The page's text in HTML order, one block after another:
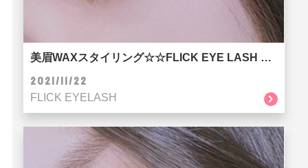
美眉WAXスタイリング☆☆FLICK EYE LASH SALON京都河原町店
2021/11/22
FLICK EYELASH